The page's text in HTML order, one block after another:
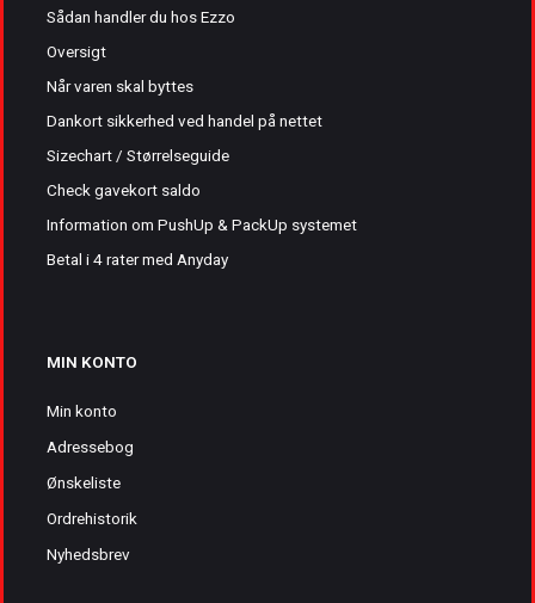
Sådan handler du hos Ezzo
Oversigt
Når varen skal byttes
Dankort sikkerhed ved handel på nettet
Sizechart / Størrelseguide
Check gavekort saldo
Information om PushUp & PackUp systemet
Betal i 4 rater med Anyday
MIN KONTO
Min konto
Adressebog
Ønskeliste
Ordrehistorik
Nyhedsbrev